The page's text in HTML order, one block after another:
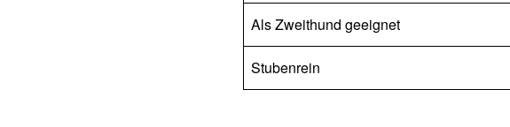
Als Zweithund geeignet
Stubenrein